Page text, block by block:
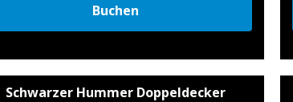
Buchen
Schwarzer Hummer Doppeldecker